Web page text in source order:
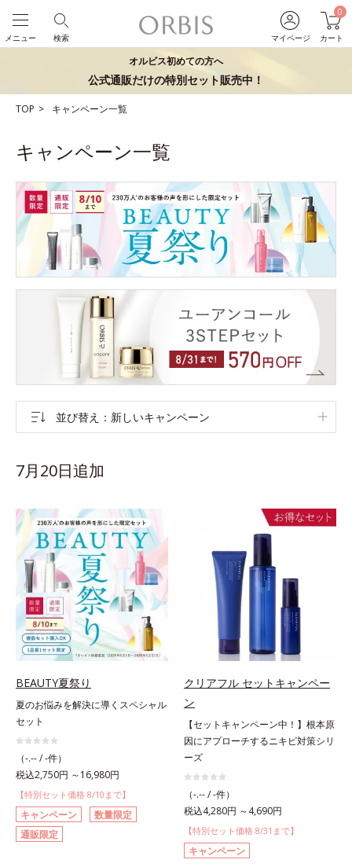
マイページ
0
カート
検索
メニュー
オルビス初めての方へ
公式通販だけの特別セット販売中！
TOP キャンペーン一覧
キャンペーン一覧
並び替え 新しいキャンペーン
7月20日追加
BEAUTY夏祭り
夏のお悩みを解決に導くスペシャル
セット
（-.-- / -件）
税込2,750円 ～16,980円
【特別セット価格 8/10まで】
キャンペーン
数量限定
通販限定
クリアフル セットキャンペー
ン
【セットキャンペーン中！】根本原
因にアプローチするニキビ対策シリ
ーズ
（-.-- / -件）
税込4,280円 ～4,690円
【特別セット価格 8/31まで】
キャンペーン